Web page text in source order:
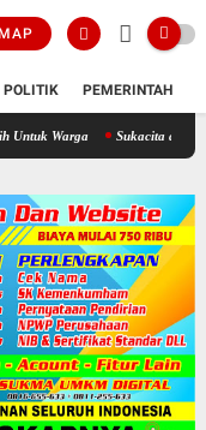
POLITIK PEMERINTAH
Tangen Mencatat